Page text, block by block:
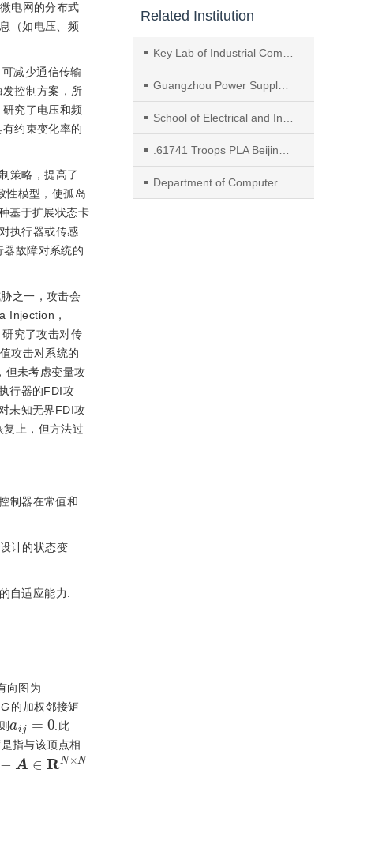
电网的分布式
（如电压、频
减少通信传输
控制方案，所
研究了电压和频
约束变化率的
策略，提高了
性模型，使孤岛
基于扩展状态卡
执行器或传感
故障对系统的
之一，攻击会
Injection，
究了攻击对传
攻击对系统的
但未考虑变量攻
行器的FDI攻
未知无界FDI攻
上，但方法过
制器在常值和
计的状态变
自适应能力.
向图为
G 的加权邻接矩
aij=0
.此
指与该顶点相
N N
Related Institution
Key Lab of Industrial Computer Control Engineering of Hebei Province, Yanshan University
Guangzhou Power Supply Bureau of Guangdong Grid Co., Ltd., Guangzhou
School of Electrical and Information Engineering, Wuhan Institute of Technology
.61741 Troops PLA Beijing China
Department of Computer Science and Technology Tsinghua University Beijing China